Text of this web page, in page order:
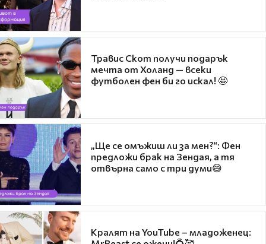
Травис Скот получи подарък
мечта от Холанд — всеки
футболен фен би го искал! 🤩
„Ще се омъжиш ли за мен?“: Фен
предложи брак на Зендая, а тя
отвърна само с три думи😅
Кралят на YouTube – младоженец: